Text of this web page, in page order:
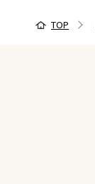
TOP